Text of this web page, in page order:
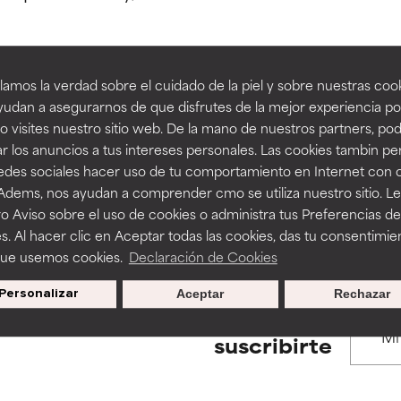
la verdad sobre el cuidado de la piel y sobre nuestras
a asegurarnos de que disfrutes de la mejor experiencia
visites nuestro sitio web. De la mano de nuestros partners,
los anuncios a tus intereses personales. Las cookies tambin
sociales hacer uso de tu comportamiento en Internet con
nos ayudan a comprender cmo se utiliza nuestro sitio.
Aviso sobre el uso de cookies o administra tus Preferencias de
Al hacer clic en Aceptar todas las cookies, das tu
usemos cookies. Declaración de Cookies
Personalizar Rechazar
Aceptar
BACK TO SEARCH
to assess ingredients in this dictionary. Regulations
tan beneficiosos como los de la categoría excelente, suelen ser
la estabilidad o la absorción de una fórmula.
ciertas limitaciones en cuanto a su apariencia, estabilidad o
básicos o que no cuentan con suficiente respaldo científico.
algunos beneficios se recomienda evitarlo por su
efectos adversos como irritación, inflamación o
se utiliza en altas concentraciones o junto con otros
tan beneficiosos como los de la categoría excelente, suelen ser
la estabilidad o la absorción de una fórmula.
ciertas limitaciones en cuanto a su apariencia, estabilidad o
básicos o que no cuentan con suficiente respaldo científico.
algunos beneficios se recomienda evitarlo por su
efectos adversos como irritación, inflamación o
se utiliza en altas concentraciones o junto con otros
suscribirte